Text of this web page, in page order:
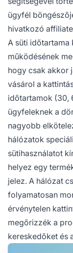
ügyfél
hivatkozó
A süti
működésének
hogy csak akkor
vásárol a
időtartamok (30,
ügyfeleknek a
nagyobb
hálózatok
sütihasználatot
helyez egy
jelez. A hálózat
folyamatosan
érvénytelen
megőrizzék a
kereskedőket és